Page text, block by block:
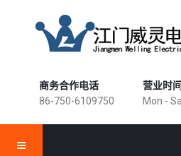
商务合作电话
86-750-6109750
营业时间
Mon -